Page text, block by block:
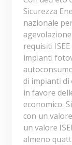
Sicurezza
nazionale
requisiti
impianti
di impianti
in favore
economico.
con un
un valore
almeno